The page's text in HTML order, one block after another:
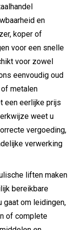
en
koper of
voor een snelle
voor zowel
eenvoudig oud
metalen
een eerlijke prijs
weet u
vergoeding,
verwerking
liften maken
bereikbare
gaat om leidingen,
of complete